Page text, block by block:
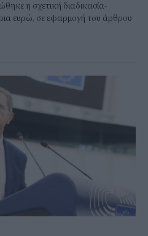
η σχετική διαδικασία-
ευρώ, σε εφαρμογή του άρθρου